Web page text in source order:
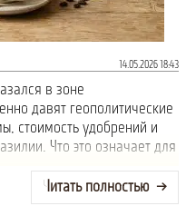
14.05.2026 18:43
в зоне
давят геополитические
стоимость удобрений и
Что это означает для
Читать полностью